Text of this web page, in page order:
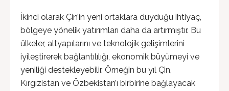
İkinci olarak Çin’in yeni ortaklara duyduğu ihtiyaç,
bölgeye yönelik yatırımları daha da artırmıştır. Bu
ülkeler, altyapılarını ve teknolojik gelişimlerini
iyileştirerek bağlantılılığı, ekonomik büyümeyi ve
yeniliği destekleyebilir. Örneğin bu yıl Çin,
Kırgızistan ve Özbekistan’ı birbirine bağlayacak